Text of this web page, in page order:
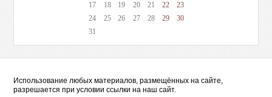
17
18 19 20 21 22
23
24
25 26 27 28 29
30
31
Использование любых материалов, размещённых на сайте,
разрешается при условии ссылки на наш сайт.